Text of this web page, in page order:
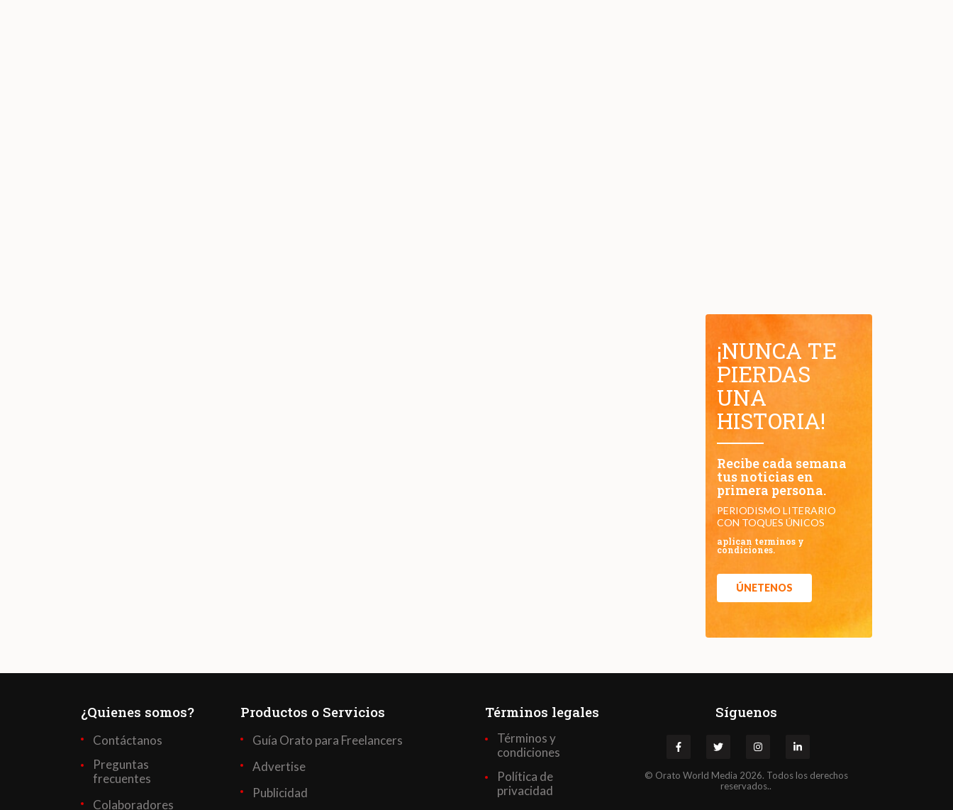
¡NUNCA TE
PIERDAS
UNA
HISTORIA!
Recibe cada semana
tus noticias en
primera persona.
PERIODISMO LITERARIO
CON TOQUES ÚNICOS
aplican terminos y
condiciones.
ÚNETENOS
¿Quienes somos?
Contáctanos
Preguntas
frecuentes
Colaboradores
Productos o Servicios
Guía Orato para Freelancers
Advertise
Publicidad
Términos legales
Términos y
condiciones
Política de
privacidad
Síguenos
© Orato World Media 2026. Todos los derechos
reservados..